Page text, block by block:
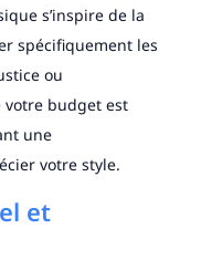
s’inspire de la
spécifiquement les
ou
votre budget est
une
votre style.
et